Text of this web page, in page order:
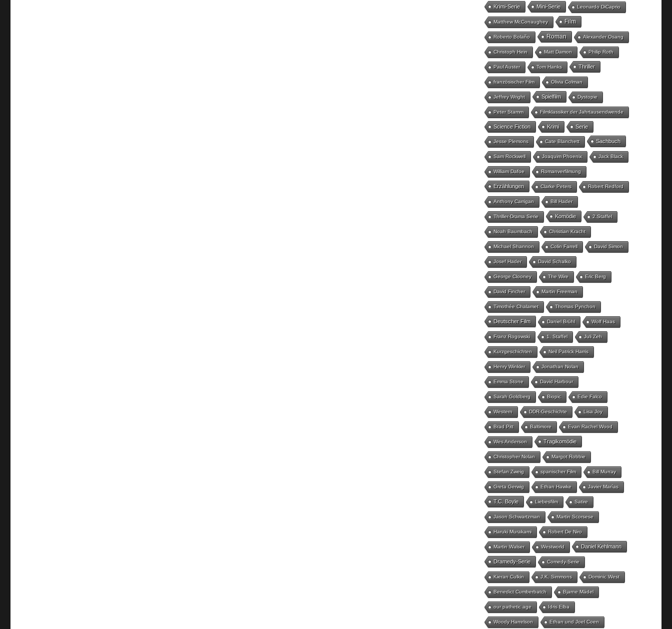
Krimi-Serie Mini-Serie Leonardo DiCaprio
Matthew McConaughey Film
Roberto Bolaño Roman Alexander Osang
Christoph Hein Matt Damon Philip Roth
Paul Auster Tom Hanks Thriller
französischer Film Olivia Colman
Jeffrey Wright Spielfilm Dystopie
Peter Stamm Filmklassiker der Jahrtausendwende
Science Fiction Krimi Serie
Jesse Plemons Cate Blanchett Sachbuch
Sam Rockwell Joaquim Phoenix Jack Black
William Dafoe Romanverfilmung
Erzählungen Clarke Peters Robert Redford
Anthony Carrigan Bill Hader
Thriller-Drama Serie Komödie 2.Staffel
Noah Baumbach Christian Kracht
Michael Shannon Colin Farrell David Simon
Josef Hader David Schalko
George Clooney The Wire Eric Berg
David Fincher Martin Freeman
Timothée Chalamet Thomas Pynchon
Deutscher Film Daniel Brühl Wolf Haas
Franz Rogowski 1. Staffel Juli Zeh
Kurzgeschichten Neil Patrick Harris
Henry Winkler Jonathan Nolan
Emma Stone David Harbour
Sarah Goldberg Biopic Edie Falco
Western DDR-Geschichte Lisa Joy
Brad Pitt Baltimore Evan Rachel Wood
Wes Anderson Tragikomödie
Christopher Nolan Margot Robbie
Stefan Zweig spanischer Film Bill Murray
Greta Gerwig Ethan Hawke Javier Marías
T.C. Boyle Liebesfilm Satire
Jason Schwartzman Martin Scorsese
Haruki Murakami Robert De Niro
Martin Walser Westworld Daniel Kehlmann
Dramedy-Serie Comedy-Serie
Kieran Culkin J.K. Simmons Dominic West
Benedict Cumberbatch Bjarne Mädel
our pathetic age Idris Elba
Woody Harrelson Ethan und Joel Coen